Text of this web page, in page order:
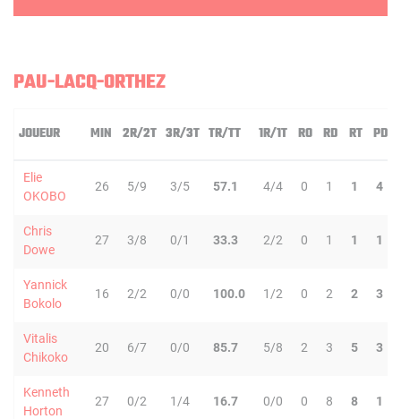
PAU-LACQ-ORTHEZ
JOUEUR MIN 2R/2T 3R/3T TR/TT 1R/1T RO RD RT PD
Elie
OKOBO
26 5/9 3/5 57.1 4/4 0 1 1 4
Chris
Dowe
27 3/8 0/1 33.3 2/2 0 1 1 1
Yannick
Bokolo
16 2/2 0/0 100.0 1/2 0 2 2 3
Vitalis
Chikoko
20 6/7 0/0 85.7 5/8 2 3 5 3
Kenneth
Horton
27 0/2 1/4 16.7 0/0 0 8 8 1